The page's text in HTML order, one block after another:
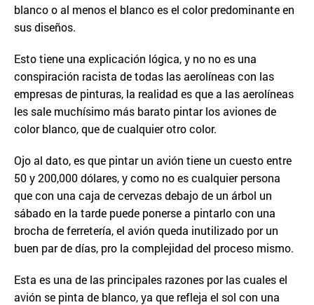
blanco o al menos el blanco es el color predominante en
sus diseños.
Esto tiene una explicación lógica, y no no es una
conspiración racista de todas las aerolíneas con las
empresas de pinturas, la realidad es que a las aerolíneas
les sale muchísimo más barato pintar los aviones de
color blanco, que de cualquier otro color.
Ojo al dato, es que pintar un avión tiene un cuesto entre
50 y 200,000 dólares, y como no es cualquier persona
que con una caja de cervezas debajo de un árbol un
sábado en la tarde puede ponerse a pintarlo con una
brocha de ferretería, el avión queda inutilizado por un
buen par de días, pro la complejidad del proceso mismo.
Esta es una de las principales razones por las cuales el
avión se pinta de blanco, ya que refleja el sol con una